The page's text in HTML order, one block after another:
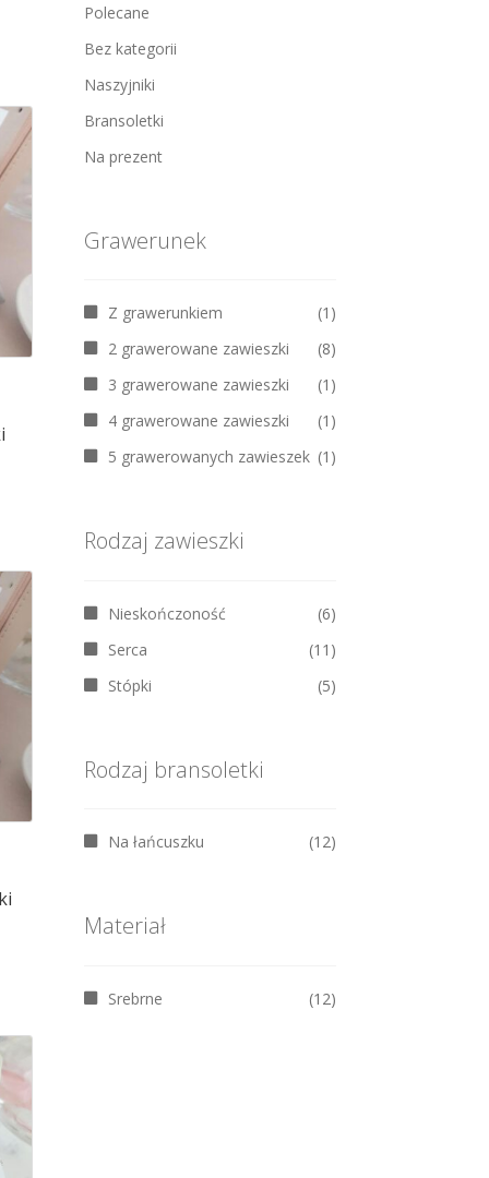
Polecane
Bez kategorii
Naszyjniki
Bransoletki
Na prezent
Grawerunek
Z grawerunkiem
(1)
2 grawerowane zawieszki
(8)
3 grawerowane zawieszki
(1)
4 grawerowane zawieszki
(1)
5 grawerowanych zawieszek (1)
Rodzaj zawieszki
Nieskończoność
(6)
Serca
(11)
Stópki
(5)
Rodzaj bransoletki
Na łańcuszku (12)
Materiał
Srebrne (12)